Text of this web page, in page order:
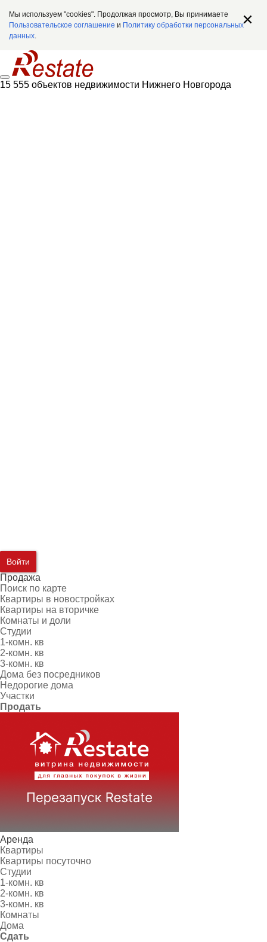
Мы используем "cookies". Продолжая просмотр, Вы принимаете
Пользовательское соглашение и Политику обработки персональных
данных.
15 555 объектов недвижимости Нижнего Новгорода
Войти
Продажа
Поиск по карте
Квартиры в новостройках
Квартиры на вторичке
Комнаты и доли
Студии
1-комн. кв
2-комн. кв
3-комн. кв
Дома без посредников
Недорогие дома
Участки
Продать
Аренда
Квартиры
Квартиры посуточно
Студии
1-комн. кв
2-комн. кв
3-комн. кв
Комнаты
Дома
Сдать